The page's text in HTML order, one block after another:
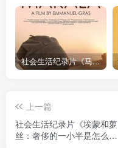
社会生活纪录片《马加拉 Makala》下载
上一篇
社会生活纪录片《埃蒙和萝
丝：奢侈的一小半是怎么生